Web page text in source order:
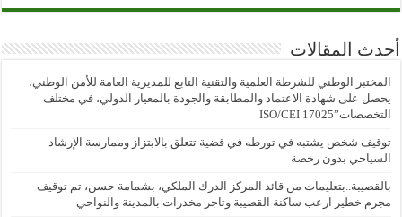
أحدث المقالات
المختبر الوطني للشرطة العلمية والتقنية التابع للمديرية العامة للأمن الوطني،
يحصل على شهادة الاعتماد والمطابقة والجودة بالمعيار الدولي، في مختلف
التخصصات”ISO/CEI 17025
توقيف شخص يشتبه في تورطه في قضية تتعلق بالابتزاز وممارسة الإرشاد
السياحي بدون رخصة
بالقصيبة..بتعليمات من قائد المركز الدرك الملكي، بشمامة حسن، تم توقيف
مجرم خطير ارعب ساكنة القصيبة وتاجر مخدرات بالمدينة والنواحي